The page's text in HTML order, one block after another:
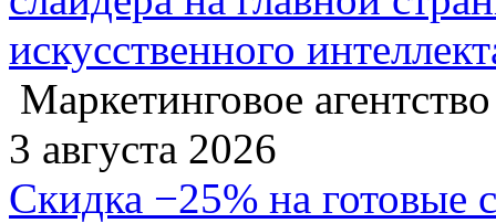
искусственного
Маркетинговое
3 августа 2026
Скидка −25% на готовые